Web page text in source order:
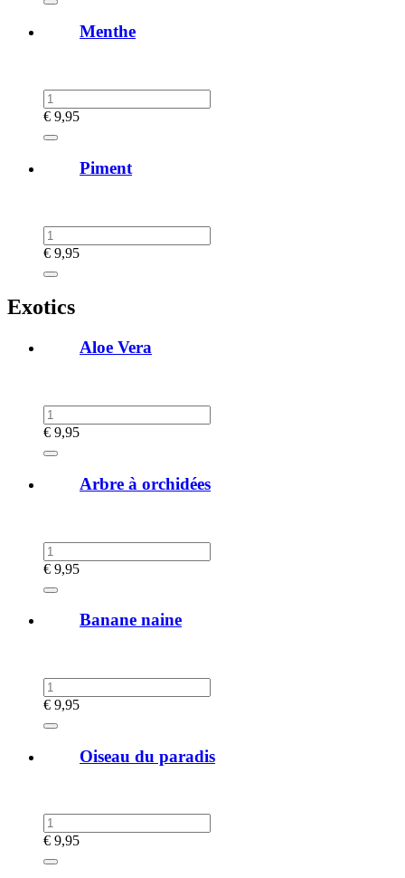
Menthe
€ 9,95
Piment
€ 9,95
Exotics
Aloe Vera
€ 9,95
Arbre à orchidées
€ 9,95
Banane naine
€ 9,95
Oiseau du paradis
€ 9,95